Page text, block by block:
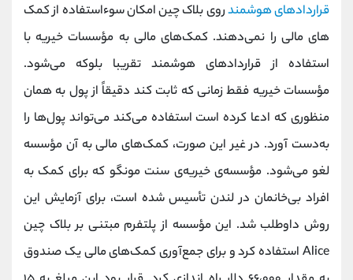
قراردادهای هوشمندروی بلاک چین امکان سو‌ء‌استفاده از کمک
های مالی را نمی‌دهند. کمک‌های مالی به مؤسسات خیریه با
استفاده از قراردادهای هوشمند تقریبا بلوکه می‌شود.
مؤسسات خیریه فقط زمانی که ثابت کند دقیقاً از پول به همان
منظوری که ادعا کرده است استفاده می‌کند می‌تواند پول‌ها را
به‌دست آورد. در غیر این‌ صورت، کمک‌های مالی به آن مؤسسه
لغو می‌شود. مؤسسه‌ی خیریه‌ی سنت مونگو که برای کمک به
افراد بی‌خانمان در لندن تأسیس شده است، برای آزمایش این
روش داوطلب شد. این مؤسسه از پلتفرم مبتنی بر بلاک چین
Alice استفاده کرد و برای جمع‌آوری کمک‌های مالی یک صندوق